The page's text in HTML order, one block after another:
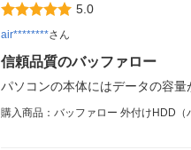
5.0
air********さん
信頼品質のバッファロー
パソコンの本体にはデータの容
購入商品：バッファロー 外付けHDD